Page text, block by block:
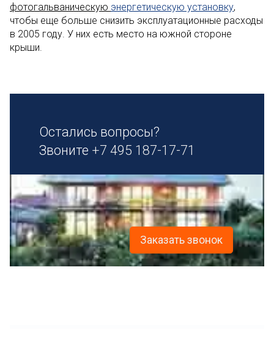
фотогальваническую энергетическую установку,
чтобы еще больше снизить эксплуатационные расходы
в 2005 году. У них есть место на южной стороне
крыши.
Остались вопросы?
Звоните +7 495 187-17-71
Заказать звонок